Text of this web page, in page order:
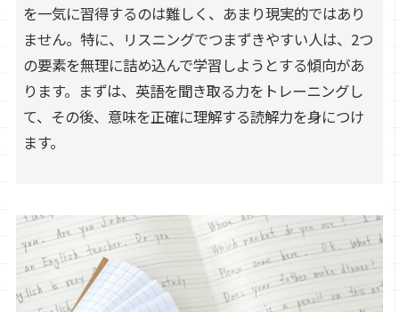
を一気に習得するのは難しく、あまり現実的ではあり
ません。特に、リスニングでつまずきやすい人は、2つ
の要素を無理に詰め込んで学習しようとする傾向があ
ります。まずは、英語を聞き取る力をトレーニングし
て、その後、意味を正確に理解する読解力を身につけ
ます。